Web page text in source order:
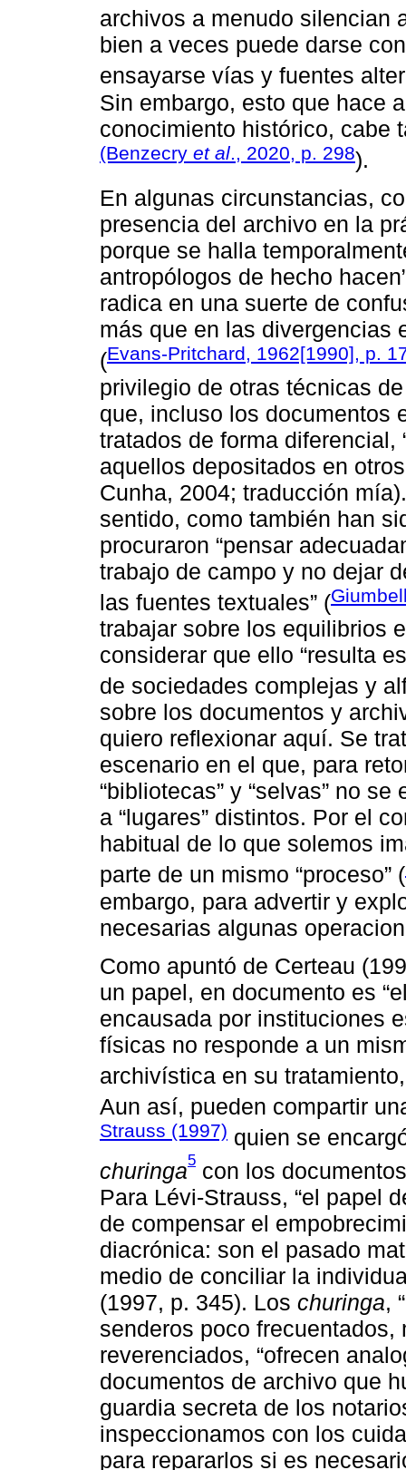
archivos a menudo silencian
bien a veces puede darse
ensayarse vías y fuentes
Sin embargo, esto que hace
conocimiento histórico, cabe
(Benzecry et al., 2020, p. 298).
En algunas circunstancias,
presencia del archivo en la
porque se halla
antropólogos de hecho
radica en una suerte de
más que en las divergencias
(Evans-Pritchard, 1962[1990], p.
privilegio de otras técnicas
que, incluso los documentos
tratados de forma diferencial,
aquellos depositados en
Cunha, 2004; traducción
sentido, como también han
procuraron “pensar
trabajo de campo y no dejar
las fuentes textuales” (
trabajar sobre los equilibrios
considerar que ello “resulta
de sociedades complejas y
sobre los documentos y
quiero reflexionar aquí. Se
escenario en el que, para
“bibliotecas” y “selvas” no
a “lugares” distintos. Por el
habitual de lo que solemos
parte de un mismo “proceso” (
embargo, para advertir y
necesarias algunas
Como apuntó de Certeau
un papel, en documento es
encausada por instituciones
físicas no responde a un
archivística en su
Aun así, pueden compartir
Strauss (1997) quien se
churinga5 con los
Para Lévi-Strauss, “el papel
de compensar el
diacrónica: son el pasado
medio de conciliar la
(1997, p. 345). Los churinga,
senderos poco
reverenciados, “ofrecen
documentos de archivo que
guardia secreta de los
inspeccionamos con los
para repararlos si es